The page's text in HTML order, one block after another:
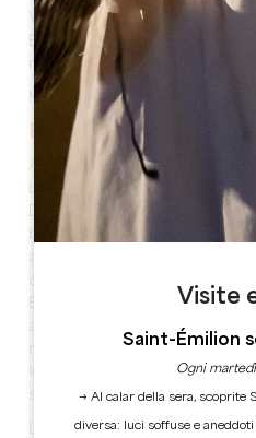
Vignonet è un comune
Emilion. Un terzo dei vigneti
nella pianura della Dordogna.
Maggiori informazioni sui
PUNTI DI INTERESSE
Almeno dall'inizio del XVII
La Cale è situato sul lato
Dordogna. Tra le merci
blocchi di calcare. Un carico
Bordeaux. Nel 1929, al
adeguamento per facilitare
marciapiede di La Cale. Il
luogo per scoprire
semicerchio delineato dal
chiesa di Saint-Bricefu
Visite
Saint-Émilion
Ogni
→ Al calar della sera, scoprite
diversa: luci soffuse e